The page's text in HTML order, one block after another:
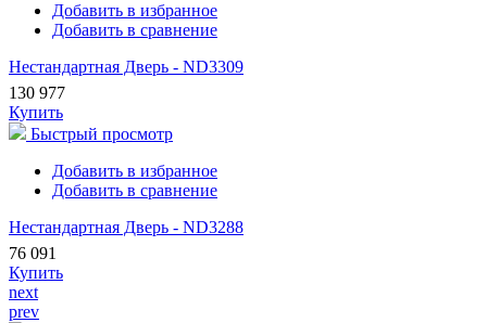
Добавить в избранное
Добавить в сравнение
Нестандартная Дверь - ND3309
130 977
Купить
Быстрый просмотр
Добавить в избранное
Добавить в сравнение
Нестандартная Дверь - ND3288
76 091
Купить
next
prev